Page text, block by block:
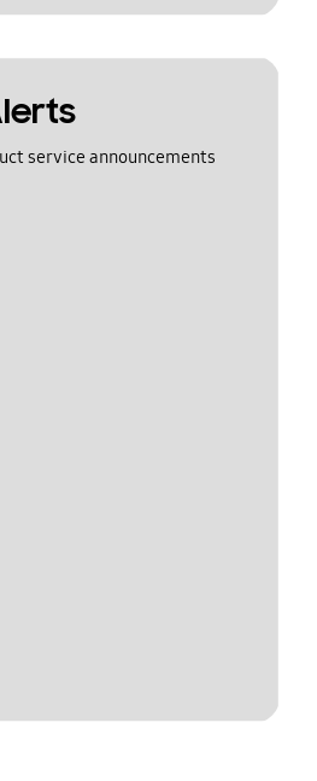
service announcements